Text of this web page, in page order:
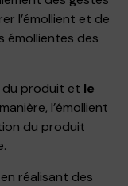
l’émollient et de
émollientes des
du produit et le
l’émollient
du produit
réalisant des